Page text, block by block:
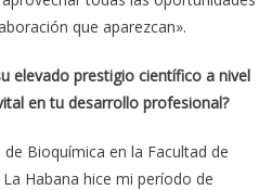
que aparezcan».
elevado prestigio científico a nivel
en tu desarrollo profesional?
Bioquímica en la Facultad de
Habana hice mi período de